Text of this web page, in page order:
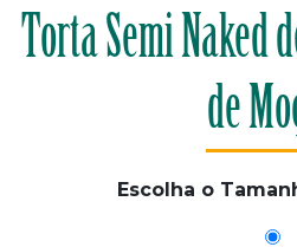
Torta Semi Naked
de
Escolha o